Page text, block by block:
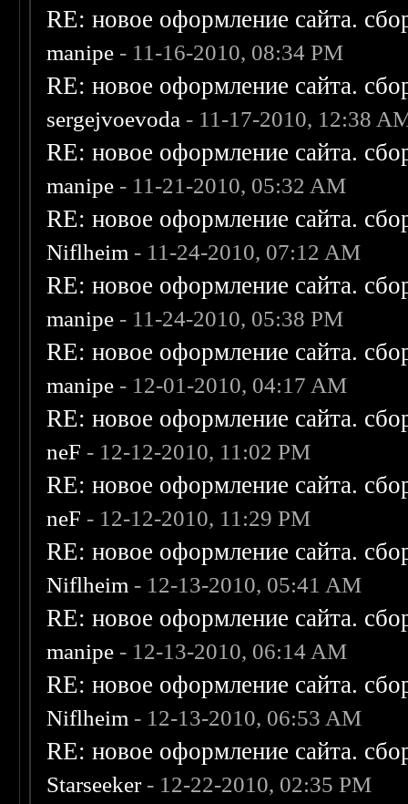
RE: новое оформление сайта.
manipe - 11-16-2010, 08:34 PM
RE: новое оформление сайта.
sergejvoevoda - 11-17-2010, 12:38
RE: новое оформление сайта.
manipe - 11-21-2010, 05:32 AM
RE: новое оформление сайта.
Niflheim - 11-24-2010, 07:12 AM
RE: новое оформление сайта.
manipe - 11-24-2010, 05:38 PM
RE: новое оформление сайта.
manipe - 12-01-2010, 04:17 AM
RE: новое оформление сайта.
neF - 12-12-2010, 11:02 PM
RE: новое оформление сайта.
neF - 12-12-2010, 11:29 PM
RE: новое оформление сайта.
Niflheim - 12-13-2010, 05:41 AM
RE: новое оформление сайта.
manipe - 12-13-2010, 06:14 AM
RE: новое оформление сайта.
Niflheim - 12-13-2010, 06:53 AM
RE: новое оформление сайта.
Starseeker- 12-22-2010, 02:35 PM